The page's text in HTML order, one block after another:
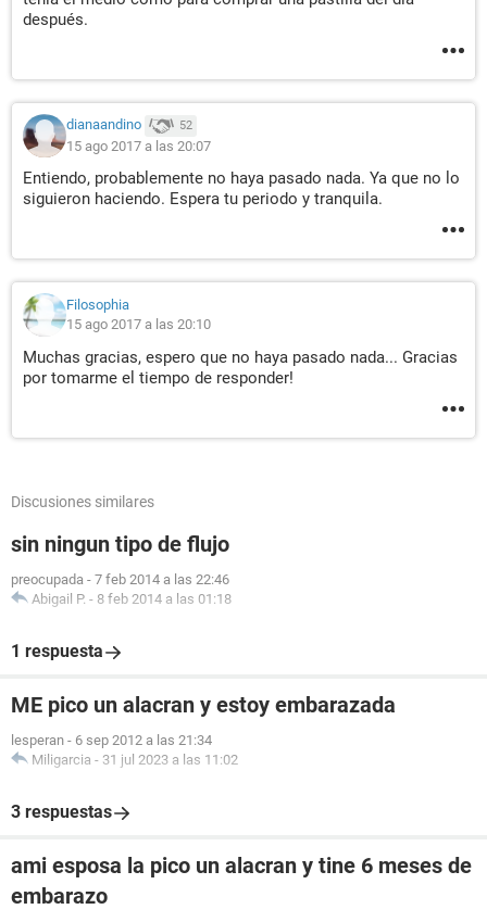
después.
dianaandino 52
15 ago 2017 a las 20:07
Entiendo, probablemente no haya pasado nada. Ya que no lo
siguieron haciendo. Espera tu periodo y tranquila.
Filosophia
15 ago 2017 a las 20:10
Muchas gracias, espero que no haya pasado nada... Gracias
por tomarme el tiempo de responder!
Discusiones similares
sin ningun tipo de flujo
preocupada - 7 feb 2014 a las 22:46
Abigail P. - 8 feb 2014 a las 01:18
1 respuesta
ME pico un alacran y estoy embarazada
lesperan - 6 sep 2012 a las 21:34
Miligarcia - 31 jul 2023 a las 11:02
3 respuestas
ami esposa la pico un alacran y tine 6 meses de
embarazo